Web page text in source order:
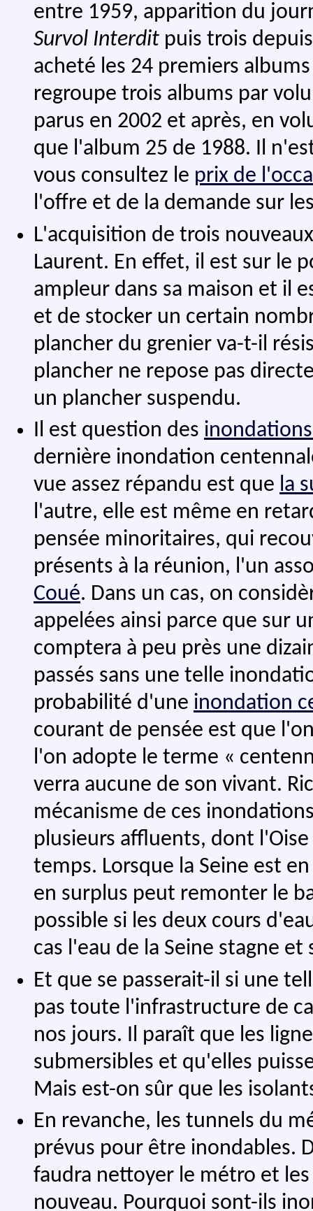
entre 1959, apparition du
Survol Interdit puis trois
acheté les 24 premiers
regroupe trois albums par
parus en 2002 et après, en
que l'album 25 de 1988. Il
vous consultez le prix de
l'offre et de la demande sur
L'acquisition de trois
Laurent. En effet, il est sur le
ampleur dans sa maison et il
et de stocker un certain
plancher du grenier va-t-il
plancher ne repose pas
un plancher suspendu.
Il est question des
dernière inondation
vue assez répandu est que la
l'autre, elle est même en
pensée minoritaires, qui
présents à la réunion, l'un
Coué. Dans un cas, on
appelées ainsi parce que sur
comptera à peu près une
passés sans une telle
probabilité d'une inondation
courant de pensée est que
l'on adopte le terme «
verra aucune de son vivant.
mécanisme de ces
plusieurs affluents, dont
temps. Lorsque la Seine est
en surplus peut remonter le
possible si les deux cours
cas l'eau de la Seine stagne et
Et que se passerait-il si une
pas toute l'infrastructure de
nos jours. Il paraît que les
submersibles et qu'elles
Mais est-on sûr que les
En revanche, les tunnels du
prévus pour être inondables.
faudra nettoyer le métro et
nouveau. Pourquoi sont-ils